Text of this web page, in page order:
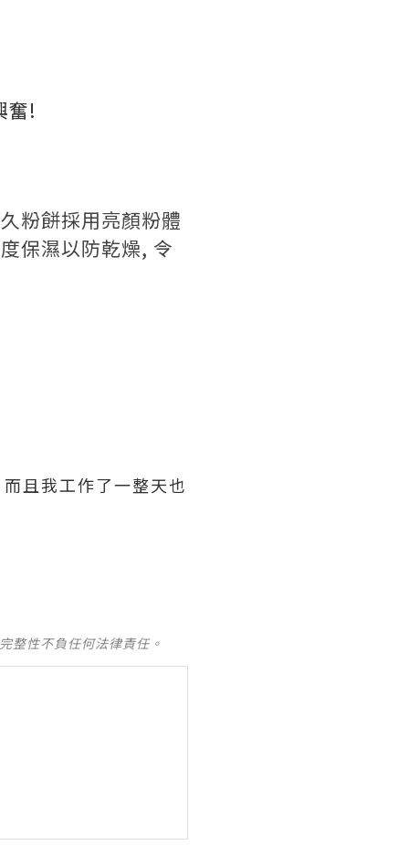
奮!
粉餅採用亮顏粉體
保濕以防乾燥, 令
且我工作了一整天也
整性不負任何法律責任。